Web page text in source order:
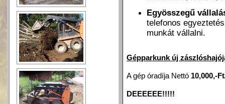
Egyösszegű
telefonos
munkát vállalni.
Gépparkunk új
A gép óradíja Nettó 10,000,-
DEEEEEE!!!!!